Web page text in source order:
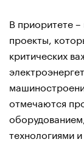
В приоритете
проекты,
критических
отмечаются
технологиями